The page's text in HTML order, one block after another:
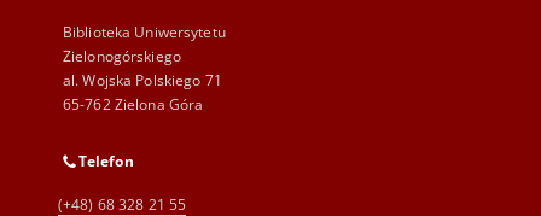
Biblioteka Uniwersytetu
Zielonogórskiego
al. Wojska Polskiego 71
65-762 Zielona Góra
Telefon
(+48) 68 328 21 55